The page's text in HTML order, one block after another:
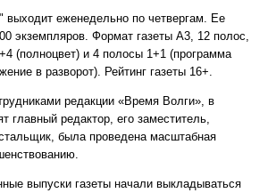
выходит еженедельно по четвергам. Ее
экземпляров. Формат газеты А3, 12 полос,
(полноцвет) и 4 полосы 1+1 (программа
в разворот). Рейтинг газеты 16+.
редакции «Время Волги», в
главный редактор, его заместитель,
была проведена масштабная
выпуски газеты начали выкладываться